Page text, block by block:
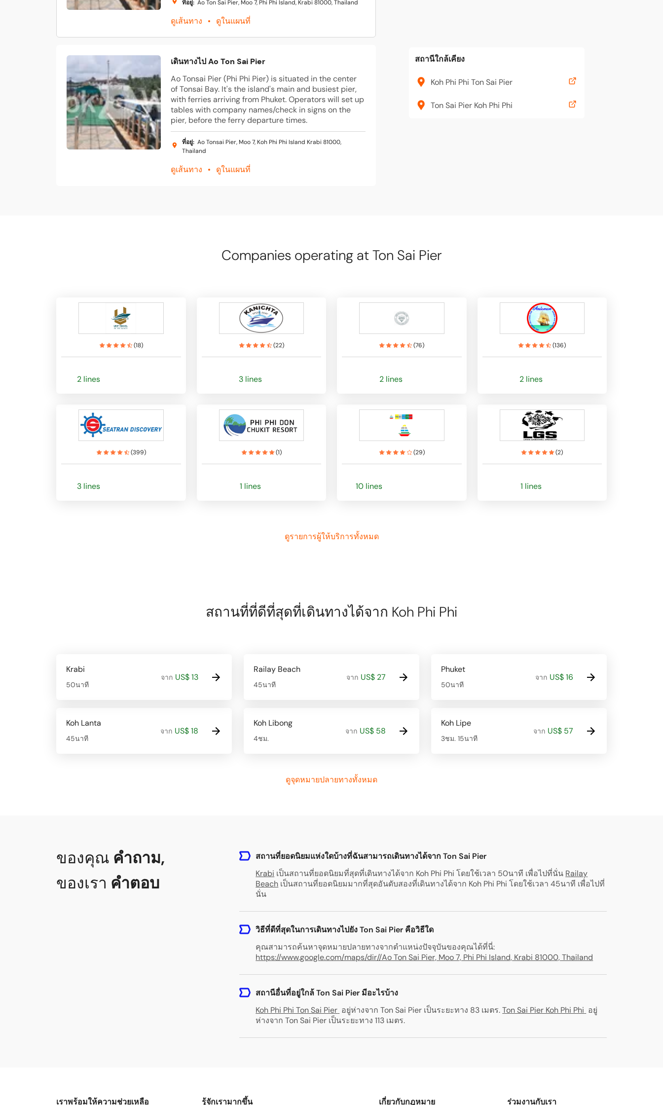
ที่อยู่: Ao Ton Sai Pier, Moo 7, Phi Phi Island, Krabi 81000, Thailand
ดูเส้นทาง ดูในแผนที่
เดินทางไป Ao Ton Sai Pier
Ao Tonsai Pier (Phi Phi Pier) is situated in the center
of Tonsai Bay. It's the island's main and busiest pier,
with ferries arriving from Phuket. Operators will set up
tables with company names/check in signs on the
pier, before the ferry departure times.
ที่อยู่: Ao Tonsai Pier, Moo 7, Koh Phi Phi Island Krabi 81000,
Thailand
ดูเส้นทาง ดูในแผนที่
สถานีใกล้เคียง
Koh Phi Phi Ton Sai Pier
Ton Sai Pier Koh Phi Phi
Companies operating at Ton Sai Pier
(18)
2 lines
(22)
3 lines
(76)
2 lines
(136)
2 lines
(399)
3 lines
(1)
1 lines
(29)
10 lines
(2)
1 lines
ดูรายการผู้ให้บริการทั้งหมด
สถานที่ที่ดีที่สุดที่เดินทางได้จาก Koh Phi Phi
Krabi
50นาที
จาก US$ 13
Railay Beach
45นาที
จาก US$ 27
Phuket
50นาที
จาก US$ 16
Koh Lanta
45นาที
จาก US$ 18
Koh Libong
4ชม.
จาก US$ 58
Koh Lipe
3ชม. 15นาที
จาก US$ 57
ดูจุดหมายปลายทางทั้งหมด
ของคุณ คำถาม,
ของเรา คำตอบ
สถานที่ยอดนิยมแห่งใดบ้างที่ฉันสามารถเดินทางได้จาก Ton Sai Pier
Krabi เป็นสถานที่ยอดนิยมที่สุดที่เดินทางได้จาก Koh Phi Phi โดยใช้เวลา 50นาที เพื่อไปที่นั่น Railay
Beach เป็นสถานที่ยอดนิยมมากที่สุดอันดับสองที่เดินทางได้จาก Koh Phi Phi โดยใช้เวลา 45นาที เพื่อไปที่
นั่น
วิธีที่ดีที่สุดในการเดินทางไปยัง Ton Sai Pier คือวิธีใด
คุณสามารถค้นหาจุดหมายปลายทางจากตำแหน่งปัจจุบันของคุณได้ที่นี่:
https://www.google.com/maps/dir//Ao Ton Sai Pier, Moo 7, Phi Phi Island, Krabi 81000, Thailand
สถานีอื่นที่อยู่ใกล้ Ton Sai Pier มีอะไรบ้าง
Koh Phi Phi Ton Sai Pier อยู่ห่างจาก Ton Sai Pier เป็นระยะทาง 83 เมตร.Ton Sai Pier Koh Phi Phi อยู่
ห่างจาก Ton Sai Pier เป็นระยะทาง 113 เมตร.
เราพร้อมให้ความช่วยเหลือ รู้จักเรามากขึ้น เกี่ยวกับกฎหมาย ร่วมงานกับเรา